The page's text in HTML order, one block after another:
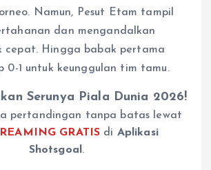
Namun, Pesut Etam tampil
dan mengandalkan
cepat. Hingga babak pertama
0-1 untuk keunggulan tim tamu.
Serunya Piala Dunia 2026!
pertandingan tanpa batas lewat
GRATIS di Aplikasi
Shotsgoal .